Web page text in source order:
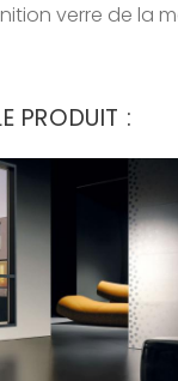
verre de la
PRODUIT :